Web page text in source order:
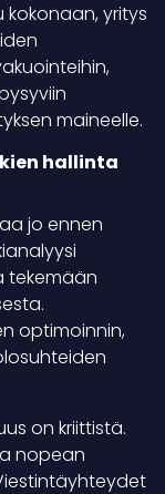
kokonaan, yritys
maineelle.
hallinta
jo ennen
tekemään
optimoinnin,
on kriittistä.
nopean